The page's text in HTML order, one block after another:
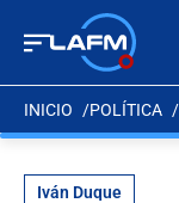
INICIO POLÍTICA
Iván Duque